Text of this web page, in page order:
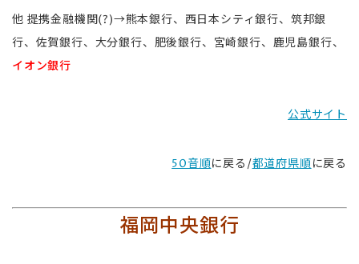
他 提携金融機関(?)→熊本銀行、西日本シティ銀行、筑邦銀
行、佐賀銀行、大分銀行、肥後銀行、宮崎銀行、鹿児島銀行、
イオン銀行
公式サイト
50音順に戻る/都道府県順に戻る
福岡中央銀行